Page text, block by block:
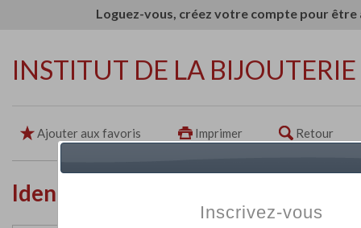
Loguez-vous, créez votre compte pour
INSTITUT DE LA BIJOUTERIE
Ajouter aux favoris Imprimer Retour
Identité de l'établissement
Inscrivez-vous